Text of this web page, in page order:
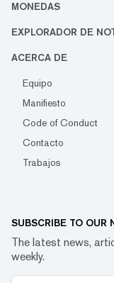
MONEDAS
EXPLORADOR DE
ACERCA DE
Equipo
Manifiesto
Code of Conduct
Contacto
Trabajos
SUBSCRIBE TO OUR
The latest news,
weekly.